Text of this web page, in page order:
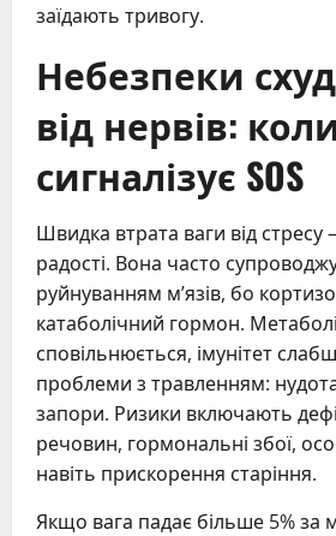
заїдають тривогу.
Небезпеки
від нервів:
сигналізує SOS
Швидка втрата ваги від стресу
радості. Вона часто
руйнуванням м’язів, бо
катаболічний гормон.
сповільнюється, імунітет
проблеми з травленням:
запори. Ризики включають
речовин, гормональні збої,
навіть прискорення старіння.
Якщо вага падає більше 5% за